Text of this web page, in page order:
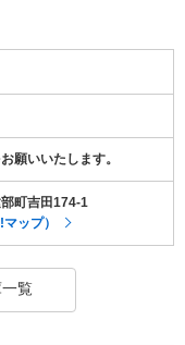
願いいたします。
町吉田174-1
ップ）
覧